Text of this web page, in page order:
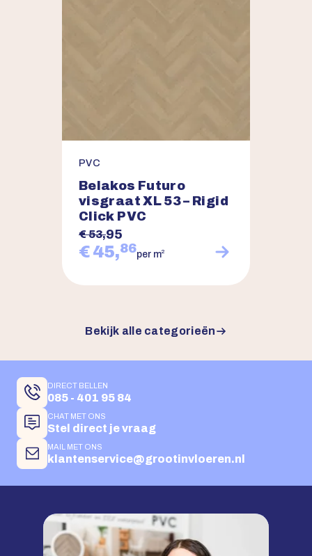
PVC
Belakos Futuro
visgraat XL 53 – Rigid
Click PVC
€ 53,95
€ 45,86per m2
Bekijk alle categorieën
DIRECT BELLEN
085 - 401 95 84
CHAT MET ONS
Stel direct je vraag
MAIL MET ONS
klantenservice@grootinvloeren.nl